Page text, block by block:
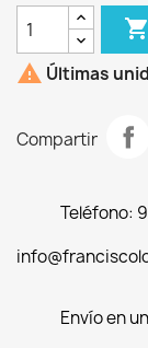

 Últimas
Compartir
Teléfono:
Envío en